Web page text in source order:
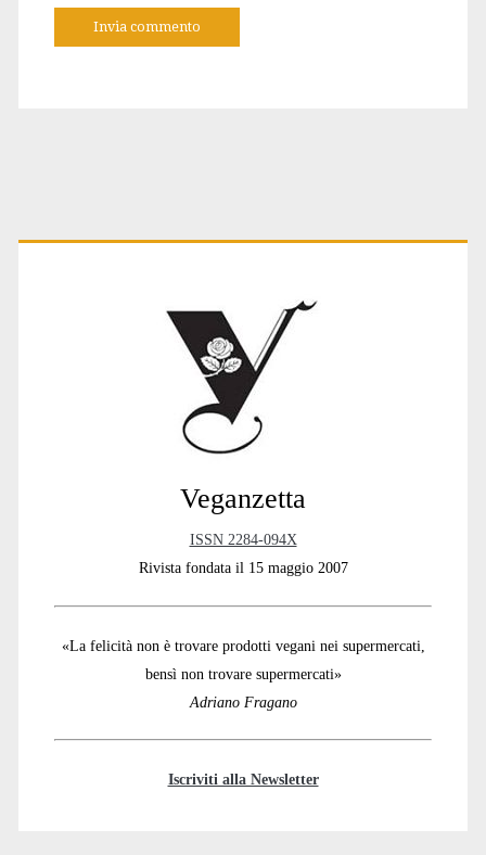
i
Primary
Veganzetta
ISSN 2284-094X
Rivista fondata il 15 maggio 2007
«La felicità non è trovare prodotti vegani nei supermercati,
bensì non trovare supermercati»
Adriano Fragano
Iscriviti alla Newsletter